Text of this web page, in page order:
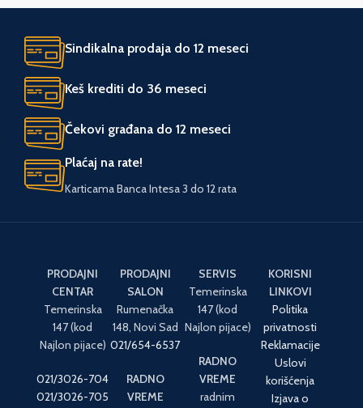
Sindikalna prodaja do 12 meseci
Keš krediti do 36 meseci
Čekovi građana do 12 meseci
Plaćaj na rate!
Karticama Banca Intesa 3 do 12 rata
PRODAJNI
CENTAR
Temerinska
147 (kod
Najlon pijace)
021/3026-704
021/3026-705
PRODAJNI
SALON
Rumenačka
148, Novi Sad
021/654-6537
RADNO
VREME
SERVIS
Temerinska
147 (kod
Najlon pijace)
RADNO
VREME
radnim
KORISNI
LINKOVI
Politika
privatnosti
Reklamacije
Uslovi
korišćenja
Izjava o